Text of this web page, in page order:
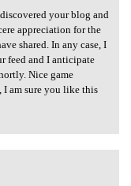
your blog and
appreciation for the
shared. In any case, I
feed and I anticipate
Nice game
I am sure you like this